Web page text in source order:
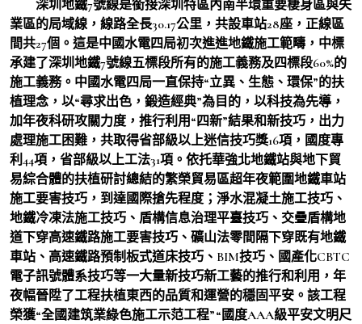
深圳地鐵7號線是銜接深圳特區內南半環重要棲身區與失
業區的局域線，線路全長30.17公里，共設車站28座，正線區
間共27個。這是中國水電四局初次進進地鐵施工範疇，中標
承建了深圳地鐵7號線五標段所有的施工義務及四標段60%的
施工義務。中國水電四局一直保持“立異、生態、環保”的扶
植理念，以“尋求出色，鍛造經典”為目的，以科技為先導，
加年夜科研攻關力度，推行利用“四新”結果和新技巧，出力
處理施工困難，共取得省部級以上迷信技巧獎16項，國度專
利44項，省部級以上工法31項。依托華強北地鐵站與地下貿
易綜合體的扶植研討總結的繁榮貿易區超年夜範圍地鐵車站
施工要害技巧，到達國際搶先程度；淨水混凝土施工技巧、
地鐵冷凍法施工技巧、盾構信息治理平臺技巧、交疊盾構地
道下穿高速鐵路施工要害技巧、礦山法零間隔下穿既有地鐵
車站、高速鐵路預制板式道床技巧、BIM技巧、國產化CBTC
電子訊號體系技巧等一大量新技巧新工藝的推行和利用，年
夜幅晉陞了工程扶植東西的品質和運營的穩固平安。該工程
榮獲“全國建筑業綠色施工示范工程”“國度AAA級平安文明尺